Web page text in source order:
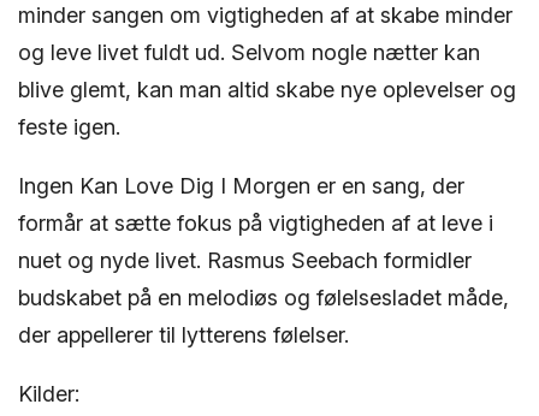
minder sangen om vigtigheden af at skabe minder
og leve livet fuldt ud. Selvom nogle nætter kan
blive glemt, kan man altid skabe nye oplevelser og
feste igen.
Ingen Kan Love Dig I Morgen er en sang, der
formår at sætte fokus på vigtigheden af at leve i
nuet og nyde livet. Rasmus Seebach formidler
budskabet på en melodiøs og følelsesladet måde,
der appellerer til lytterens følelser.
Kilder: